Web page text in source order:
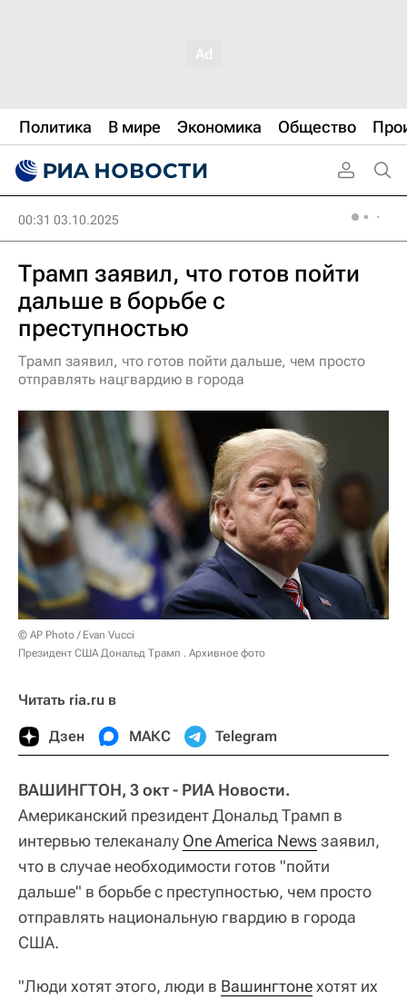
Политика В мире Экономика Общество
00:31 03.10.2025
Трамп заявил, что готов пойти
дальше в борьбе с
преступностью
Трамп заявил, что готов пойти дальше, чем просто
отправлять нацгвардию в города
© AP Photo / Evan Vucci
Президент США Дональд Трамп . Архивное фото
Читать ria.ru в
Дзен МАКС Telegram
ВАШИНГТОН, 3 окт - РИА Новости.
Американский президент Дональд Трамп в
интервью телеканалу One America News заявил,
что в случае необходимости готов "пойти
дальше" в борьбе с преступностью, чем просто
отправлять национальную гвардию в города
США.
"Люди хотят этого, люди в Вашингтонехотят их